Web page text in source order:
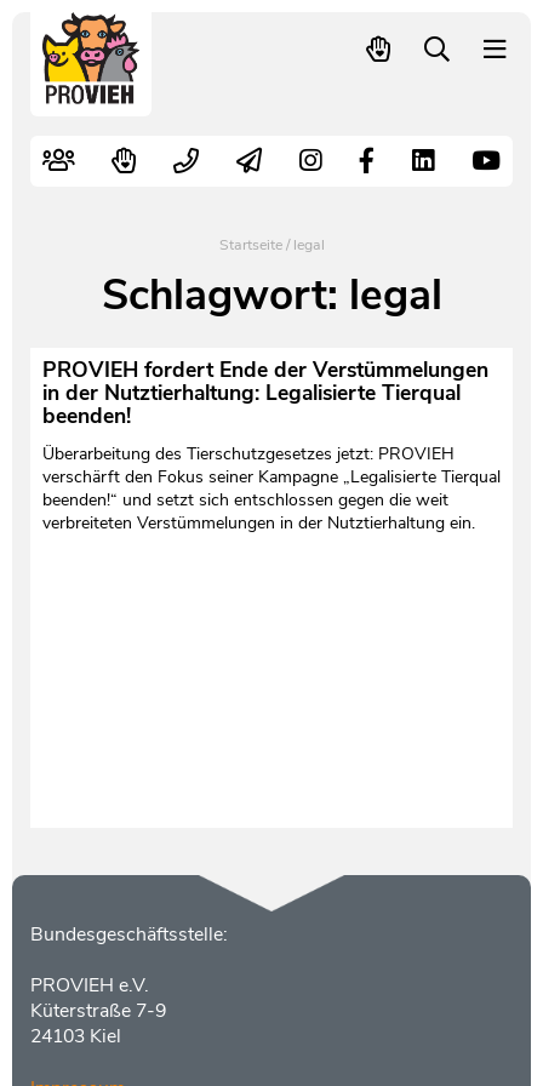
Schnellwahl
Startseite/legal
Schlagwort: legal
PROVIEH fordert Ende der Verstümmelungen
in der Nutztierhaltung: Legalisierte Tierqual
beenden!
Überarbeitung des Tierschutzgesetzes jetzt: PROVIEH
verschärft den Fokus seiner Kampagne „Legalisierte Tierqual
beenden!“ und setzt sich entschlossen gegen die weit
verbreiteten Verstümmelungen in der Nutztierhaltung ein.
Kontakt
Bundesgeschäftsstelle:
PROVIEH e.V.
Küterstraße 7-9
24103 Kiel
Nutztiere
Alte Nutztierrassen
Video- und Audiothek
Kampagnen
Fachliche Arbeit
Verbraucherinfos
Mitglied werden – langfristig helfen
Spenden
Freiwille Beitragserhöhung
Aktiv werden
Shop
Geldauflagen
Kontakt
Leitbild
Satzung
Jahresberichte
Vereinsgründung
Pressekontakt
Newsletter
Pressespiegel
Pressematerial
PROVIEH in Zahlen